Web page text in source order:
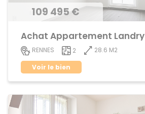
109 495 €
Achat Appartement Landry
RENNES 2
28.6 M2
Voir le bien